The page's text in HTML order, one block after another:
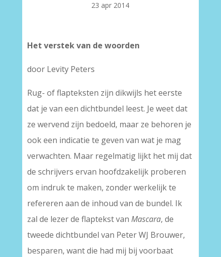
23 apr 2014
Het verstek van de woorden
door Levity Peters
Rug- of flapteksten zijn dikwijls het eerste
dat je van een dichtbundel leest. Je weet dat
ze wervend zijn bedoeld, maar ze behoren je
ook een indicatie te geven van wat je mag
verwachten. Maar regelmatig lijkt het mij dat
de schrijvers ervan hoofdzakelijk proberen
om indruk te maken, zonder werkelijk te
refereren aan de inhoud van de bundel. Ik
zal de lezer de flaptekst van Mascara, de
tweede dichtbundel van Peter WJ Brouwer,
besparen, want die had mij bij voorbaat